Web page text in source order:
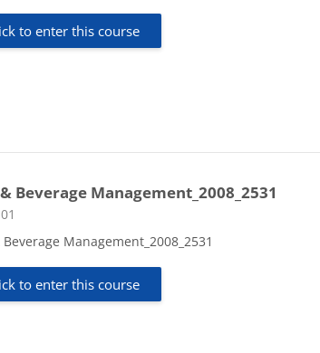
to enter this course
Beverage Management_2008_2531
Beverage Management_2008_2531
to enter this course